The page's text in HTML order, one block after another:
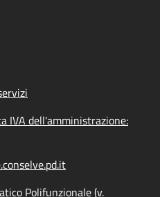
IVA dell'amministrazione:
Polifunzionale (v.